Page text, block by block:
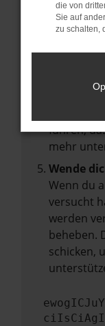
Das
Veraltete
führen,
mehr
Wende
Wenn du
versucht
werden
beheben.
schicken,
die von
Sie auf
zu schalten,